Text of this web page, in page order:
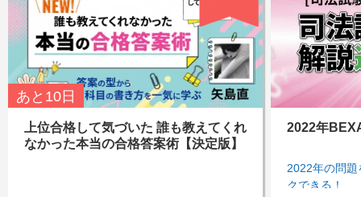
上位合格して気づいた 誰も教えてくれ
なかった本当の合格答案術【決定版】
あと 10日
2022年
2022年の問題
クできる！